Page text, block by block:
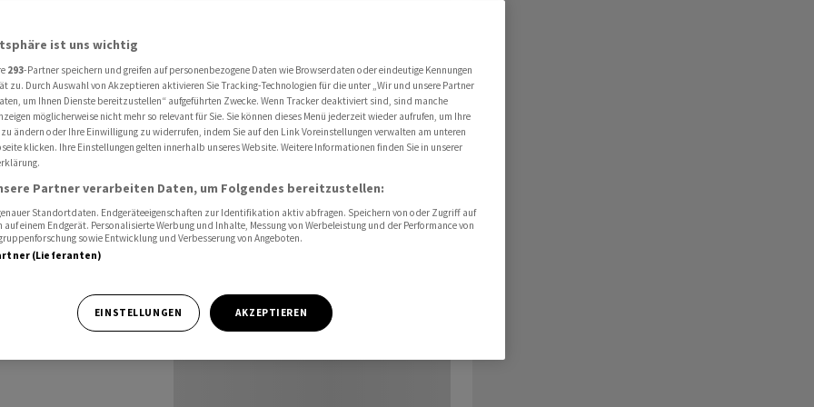
mit dem Rütli-Schwur
dem
das
ist uns wichtig
293-Partner speichern und greifen auf personenbezogene Daten wie Browserdaten oder eindeutige Kennungen
zu. Durch Auswahl von Akzeptieren aktivieren Sie Tracking-Technologien für die unter „Wir und unsere Partner
um Ihnen Dienste bereitzustellen“ aufgeführten Zwecke. Wenn Tracker deaktiviert sind, sind manche
möglicherweise nicht mehr so relevant für Sie. Sie können dieses Menü jederzeit wieder aufrufen, um Ihre
ändern oder Ihre Einwilligung zu widerrufen, indem Sie auf den Link Voreinstellungen verwalten am unteren
klicken. Ihre Einstellungen gelten innerhalb unseres Website. Weitere Informationen finden Sie in unserer
Partner verarbeiten Daten, um Folgendes bereitzustellen:
Standortdaten. Endgeräteeigenschaften zur Identifikation aktiv abfragen. Speichern von oder Zugriff auf
einem Endgerät. Personalisierte Werbung und Inhalte, Messung von Werbeleistung und der Performance von
sowie Entwicklung und Verbesserung von Angeboten.
(Lieferanten)
EINSTELLUNGEN AKZEPTIEREN